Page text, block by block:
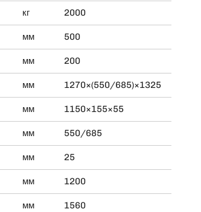
кг 2000
мм 500
мм 200
мм 1270×(550/685)×1325
мм 1150×155×55
мм 550/685
мм 25
мм 1200
мм 1560